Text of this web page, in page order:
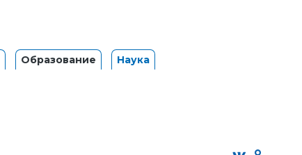
Образование Наука